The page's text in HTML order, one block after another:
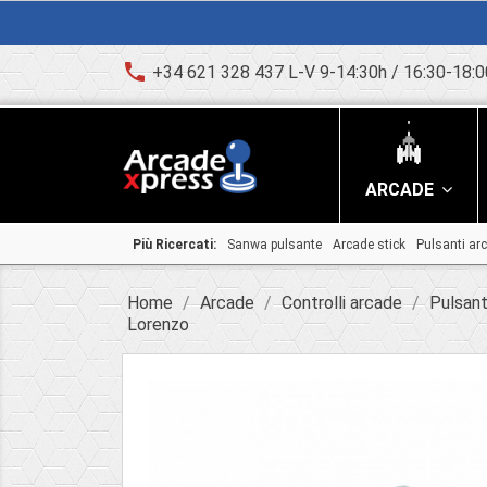
phone +34 621 328 437 L-V 9-14:30h / 16:30-
ARCADE
Più Ricercati: Sanwa pulsante Arcade stick Pulsanti
Home Arcade Controlli arcade
Lorenzo